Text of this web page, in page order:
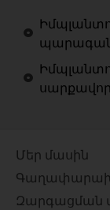
Մեր մասին
Զարգացման